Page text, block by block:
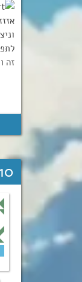
זה
10 תגובות על “